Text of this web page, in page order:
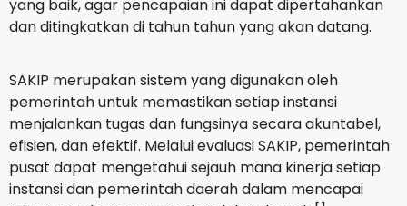
yang baik, agar pencapaian ini dapat dipertahankan
dan ditingkatkan di tahun tahun yang akan datang.
SAKIP merupakan sistem yang digunakan oleh
pemerintah untuk memastikan setiap instansi
menjalankan tugas dan fungsinya secara akuntabel,
efisien, dan efektif. Melalui evaluasi SAKIP, pemerintah
pusat dapat mengetahui sejauh mana kinerja setiap
instansi dan pemerintah daerah dalam mencapai